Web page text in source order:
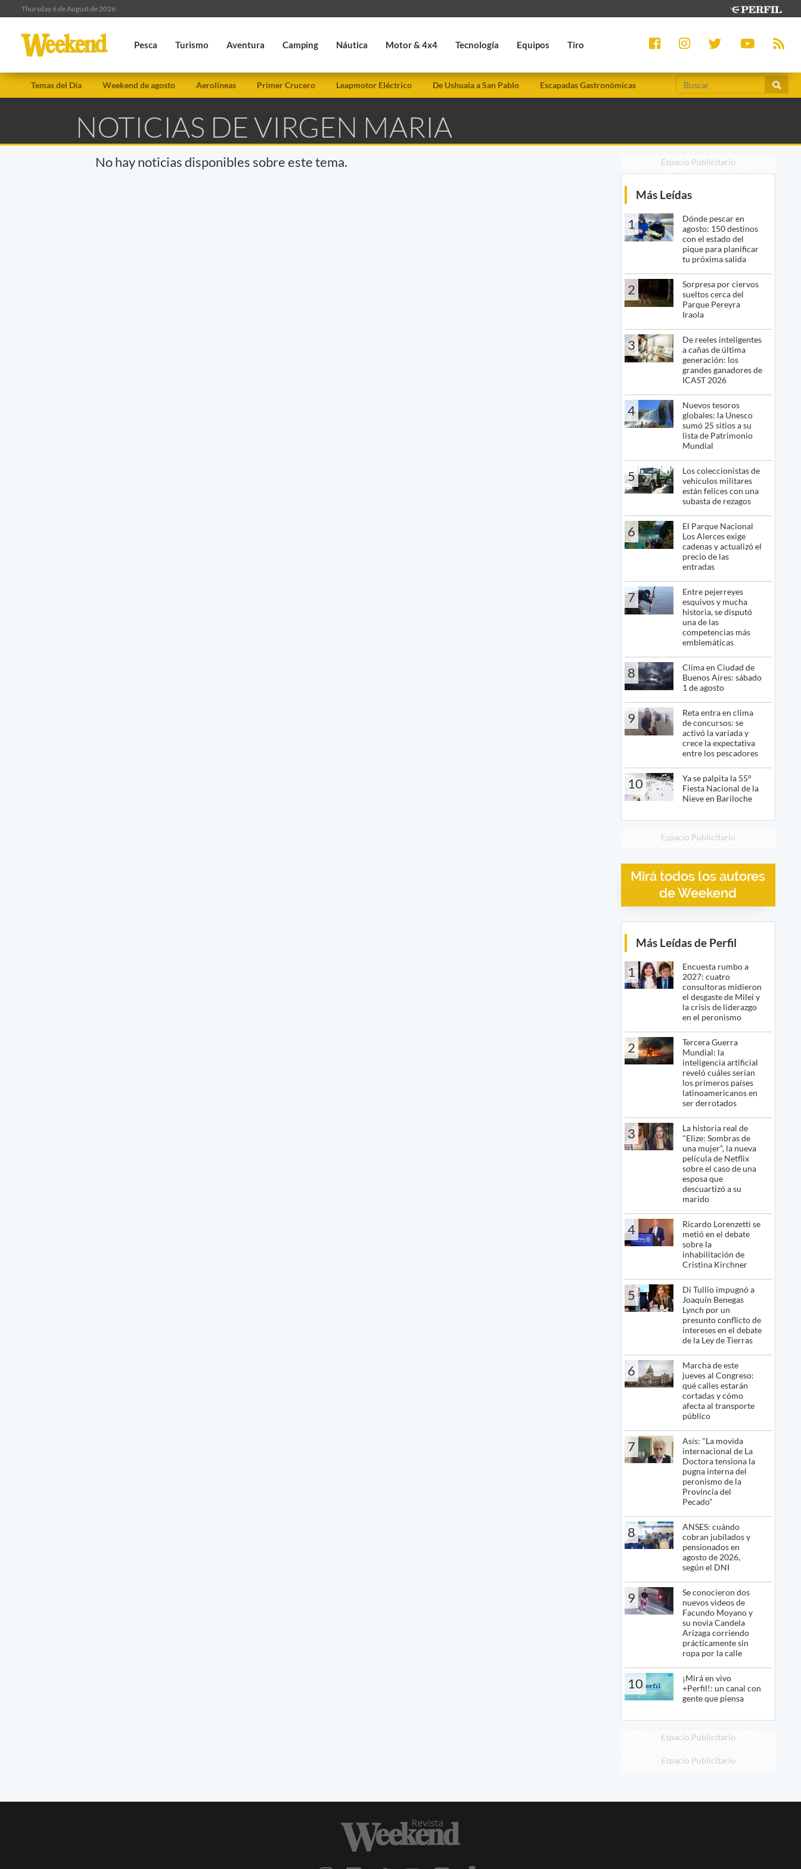
Thursday 6 de August de 2026
Pesca Turismo Aventura Camping Náutica Motor & 4x4 Tecnología Equipos Tiro
Temas del Día Weekend de agosto Aerolíneas Primer Crucero Leapmotor Eléctrico De Ushuaia a San Pablo Escapadas Gastronómicas
NOTICIAS DE VIRGEN MARIA
No hay noticias disponibles sobre este tema. Espacio Publicitario
Más Leídas
1
Dónde pescar en
agosto: 150 destinos
con el estado del
pique para planificar
tu próxima salida
2
Sorpresa por ciervos
sueltos cerca del
Parque Pereyra
Iraola
3
De reeles inteligentes
a cañas de última
generación: los
grandes ganadores de
ICAST 2026
4
Nuevos tesoros
globales: la Unesco
sumó 25 sitios a su
lista de Patrimonio
Mundial
5
Los coleccionistas de
vehículos militares
están felices con una
subasta de rezagos
6
El Parque Nacional
Los Alerces exige
cadenas y actualizó el
precio de las
entradas
7
Entre pejerreyes
esquivos y mucha
historia, se disputó
una de las
competencias más
emblemáticas
8
Clima en Ciudad de
Buenos Aires: sábado
1 de agosto
9
Reta entra en clima
de concursos: se
activó la variada y
crece la expectativa
entre los pescadores
10
Ya se palpita la 55°
Fiesta Nacional de la
Nieve en Bariloche
Espacio Publicitario
Mirá todos los autores
de Weekend
Más Leídas de Perfil
1
Encuesta rumbo a
2027: cuatro
consultoras midieron
el desgaste de Milei y
la crisis de liderazgo
en el peronismo
2
Tercera Guerra
Mundial: la
inteligencia artificial
reveló cuáles serían
los primeros países
latinoamericanos en
ser derrotados
3
La historia real de
"Elize: Sombras de
una mujer", la nueva
película de Netflix
sobre el caso de una
esposa que
descuartizó a su
marido
4
Ricardo Lorenzetti se
metió en el debate
sobre la
inhabilitación de
Cristina Kirchner
5
Di Tullio impugnó a
Joaquín Benegas
Lynch por un
presunto conflicto de
intereses en el debate
de la Ley de Tierras
6
Marcha de este
jueves al Congreso:
qué calles estarán
cortadas y cómo
afecta al transporte
público
7
Asís: "La movida
internacional de La
Doctora tensiona la
pugna interna del
peronismo de la
Provincia del
Pecado"
8
ANSES: cuándo
cobran jubilados y
pensionados en
agosto de 2026,
según el DNI
9
Se conocieron dos
nuevos videos de
Facundo Moyano y
su novia Candela
Arizaga corriendo
prácticamente sin
ropa por la calle
10
¡Mirá en vivo
+Perfil!: un canal con
gente que piensa
Espacio Publicitario
Espacio Publicitario